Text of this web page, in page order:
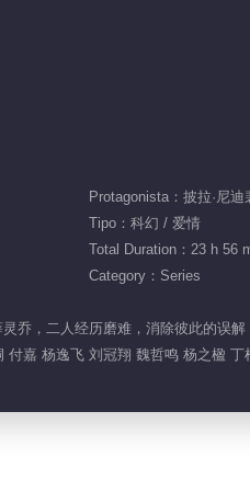
Tipo：科幻 / 爱情
Total Duration：23 h 56
Category：Series
乔，二人经历磨难，消除彼此的误
嘉 杨逸飞 刘冠翔 魏哲鸣 杨之楹